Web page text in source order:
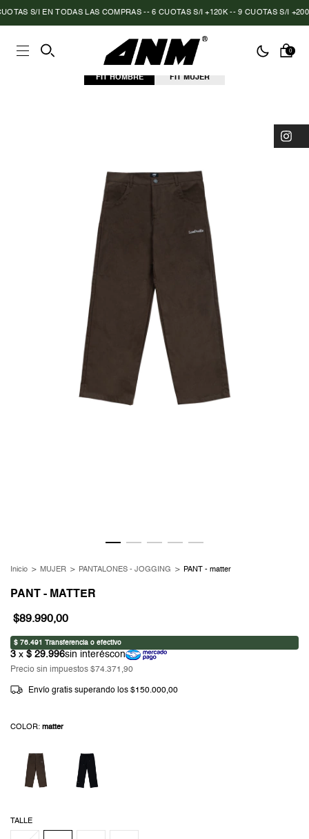
S/I EN TODAS LAS COMPRAS -- 6 CUOTAS S/I +120K -- 9 CUOTAS S/I +200K
0
FIT HOMBRE FIT MUJER
Inicio > MUJER > PANTALONES - JOGGING > PANT - matter
PANT - MATTER
$89.990,00
Precio sin impuestos $74.371,90
Envío gratis superando los $150.000,00
COLOR: matter
TALLE